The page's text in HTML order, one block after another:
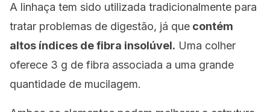
A linhaça tem sido utilizada tradicionalmente para
tratar problemas de digestão, já que contém
altos índices de fibra insolúvel. Uma colher
oferece 3 g de fibra associada a uma grande
quantidade de mucilagem.